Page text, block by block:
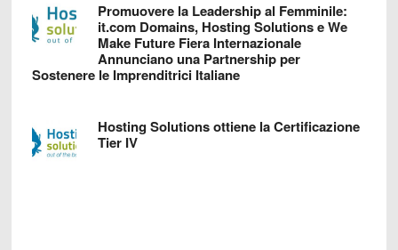
Promuovere la Leadership al Femminile:
it.com Domains, Hosting Solutions e We
Make Future Fiera Internazionale
Annunciano una Partnership per
Sostenere le Imprenditrici Italiane
Hosting Solutions ottiene la Certificazione
Tier IV